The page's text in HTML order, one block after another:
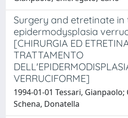
Surgery and etretinate
epidermodysplasia
[CHIRURGIA ED
TRATTAMENTO
VERRUCIFORME]
1994-01-01 Tessari,
Schena, Donatella